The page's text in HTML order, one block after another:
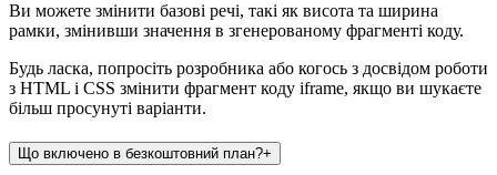
Ви можете змінити базові речі, такі як висота та ширина
рамки, змінивши значення в згенерованому фрагменті коду.
Будь ласка, попросіть розробника або когось з досвідом роботи
з HTML і CSS змінити фрагмент коду iframe, якщо ви шукаєте
більш просунуті варіанти.
Що включено в безкоштовний план?+